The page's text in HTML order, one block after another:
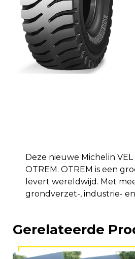
Deze nieuwe Michelin
OTREM. OTREM is een
levert wereldwijd. Met
grondverzet-, industrie-
Gerelateerde